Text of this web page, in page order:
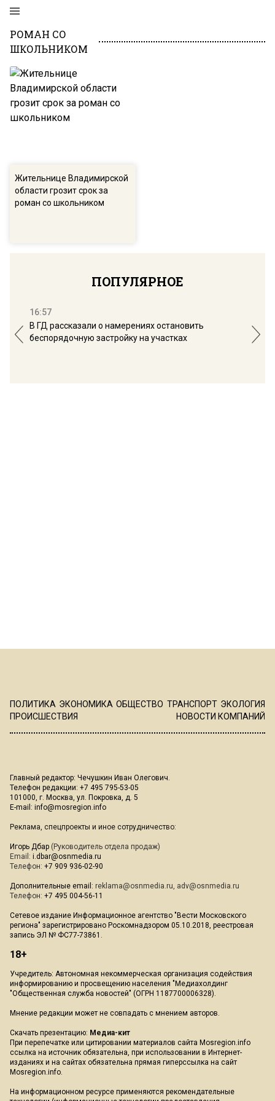
РОМАН СО
ШКОЛЬНИКОМ
Жительнице Владимирской
области грозит срок за
роман со школьником
ПОПУЛЯРНОЕ
16:57
В ГД рассказали о намерениях остановить
беспорядочную застройку на участках
ПОЛИТИКА ЭКОНОМИКА ОБЩЕСТВО ТРАНСПОРТ ЭКОЛОГИЯ
ПРОИСШЕСТВИЯ
НОВОСТИ КОМПАНИЙ
Главный редактор: Чечушкин Иван Олегович.
Телефон редакции: +7 495 795-53-05
101000, г. Москва, ул. Покровка, д. 5
E-mail: info@mosregion.info
Реклама, спецпроекты и иное сотрудничество:
Игорь Дбар (Руководитель отдела продаж)
Email: i.dbar@osnmedia.ru
Телефон: +7 909 936-02-90
Дополнительные email: reklama@osnmedia.ru, adv@osnmedia.ru
Телефон: +7 495 004-56-11
Сетевое издание Информационное агентство "Вести Московского
региона" зарегистрировано Роскомнадзором 05.10.2018, реестровая
запись ЭЛ № ФС77-73861.
18+
Учредитель: Автономная некоммерческая организация содействия
информированию и просвещению населения "Медиахолдинг
"Общественная служба новостей" (ОГРН 1187700006328).
Мнение редакции может не совпадать с мнением авторов.
Скачать презентацию: Медиа-кит
При перепечатке или цитировании материалов сайта Mosregion.info
ссылка на источник обязательна, при использовании в Интернет-
изданиях и на сайтах обязательна прямая гиперссылка на сайт
Mosregion.info.
На информационном ресурсе применяются рекомендательные